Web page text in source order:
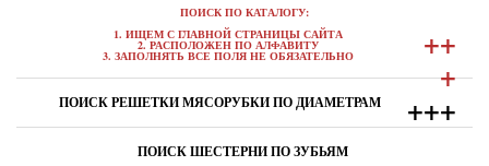
ПОИСК ПО КАТАЛОГУ:
1. ИЩЕМ С ГЛАВНОЙ СТРАНИЦЫ САЙТА
+
+
2. РАСПОЛОЖЕН ПО АЛФАВИТУ
3. ЗАПОЛНЯТЬ ВСЕ ПОЛЯ НЕ ОБЯЗАТЕЛЬНО +
ПОИСК РЕШЕТКИ МЯСОРУБКИ ПО ДИАМЕТРАМ +
+
+
ПОИСК ШЕСТЕРНИ ПО ЗУБЬЯМ